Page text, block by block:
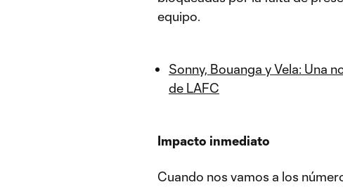
equipo.
Sonny, Bouanga y Vela: Una
de LAFC
Impacto inmediato
Cuando nos vamos a los